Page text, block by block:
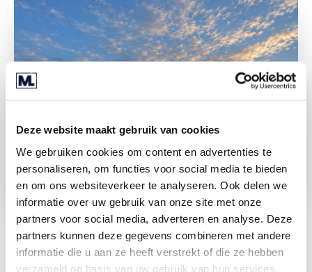
Deze website maakt gebruik van cookies
We gebruiken cookies om content en advertenties te
personaliseren, om functies voor social media te bieden
en om ons websiteverkeer te analyseren. Ook delen we
informatie over uw gebruik van onze site met onze
partners voor social media, adverteren en analyse. Deze
partners kunnen deze gegevens combineren met andere
informatie die u aan ze heeft verstrekt of die ze hebben
verzameld op basis van uw gebruik van hun services.
Andere collega's